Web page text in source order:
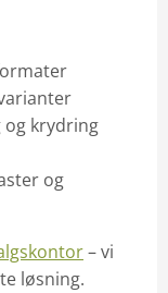
og krydring
og
– vi
løsning.